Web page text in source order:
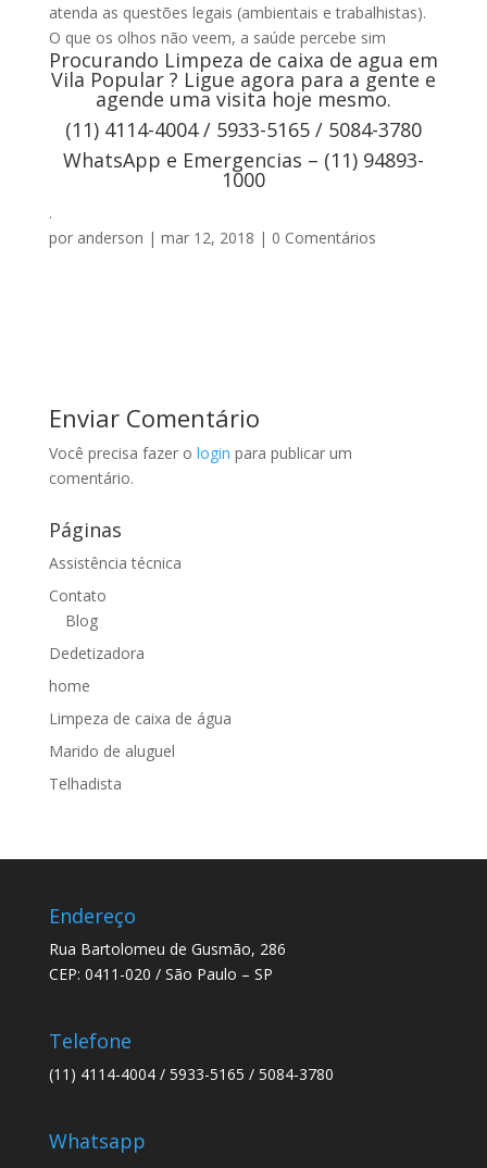
atenda as questões legais (ambientais e trabalhistas).
O que os olhos não veem, a saúde percebe sim
Procurando Limpeza de caixa de agua em
Vila Popular ? Ligue agora para a gente e
agende uma visita hoje mesmo.
(11) 4114-4004 / 5933-5165 / 5084-3780
WhatsApp e Emergencias – (11) 94893-
1000
.
por anderson | mar 12, 2018 | 0 Comentários
Enviar Comentário
Você precisa fazer o login para publicar um
comentário.
Páginas
Assistência técnica
Contato
Blog
Dedetizadora
home
Limpeza de caixa de água
Marido de aluguel
Telhadista
Endereço
Rua Bartolomeu de Gusmão, 286
CEP: 0411-020 / São Paulo – SP
Telefone
(11) 4114-4004 / 5933-5165 / 5084-3780
Whatsapp